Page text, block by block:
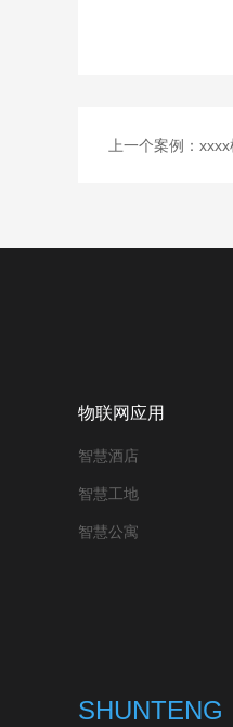
上一个案例： xxxx
物联网应用
智慧酒店
智慧工地
智慧公寓
SHUNTENG